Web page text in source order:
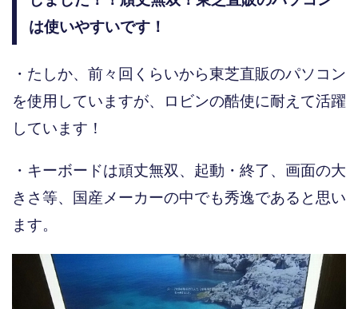
は使いやすいです！
・たしか、前々回くらいから東芝直販のパソコン
を使用していますが、ロビンの酷使に耐えて活躍
しています！
・キーボードは頑丈無双、起動・終了、画面の大
きさ等、国産メーカーの中でも秀逸であると思い
ます。